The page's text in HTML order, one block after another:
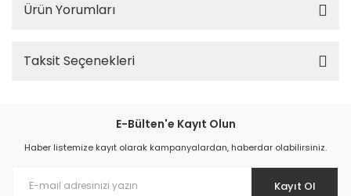
Ürün Yorumları
Taksit Seçenekleri
E-Bülten'e Kayıt Olun
Haber listemize kayıt olarak kampanyalardan, haberdar olabilirsiniz.
Kayıt Ol